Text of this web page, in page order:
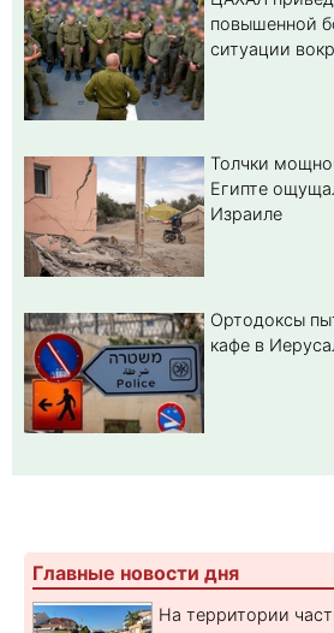
повышенной
ситуации
Толчки
Египте
Израиле
Ортодоксы
кафе в
Главные новости дня
На территории